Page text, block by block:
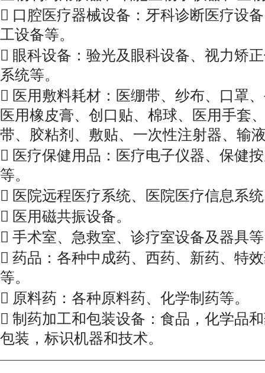
 口腔医疗器械设备：牙科诊断医疗设
工设备等。
 眼科设备：验光及眼科设备、视力矫
系统等。
 医用敷料耗材：医绷带、纱布、口罩
医用橡皮膏、创口贴、棉球、医用手套
带、胶粘剂、敷贴、一次性注射器、输
 医疗保健用品：医疗电子仪器、保健
等。
 医院远程医疗系统、医院医疗信息系
 医用磁共振设备。
 手术室、急救室、诊疗室设备及器具
 药品：各种中成药、西药、新药、特
等。
 原料药：各种原料药、化学制药等。
 制药加工和包装设备：食品，化学品
包装，标识机器和技术。